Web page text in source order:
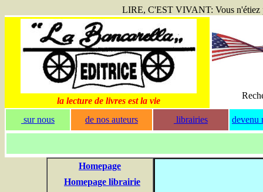
LIRE, C'EST VIVANT: Vous n'étiez
la lecture de livres est la vie
sur nous de nos auteurs librairies devenu
Homepage
Homepage librairie